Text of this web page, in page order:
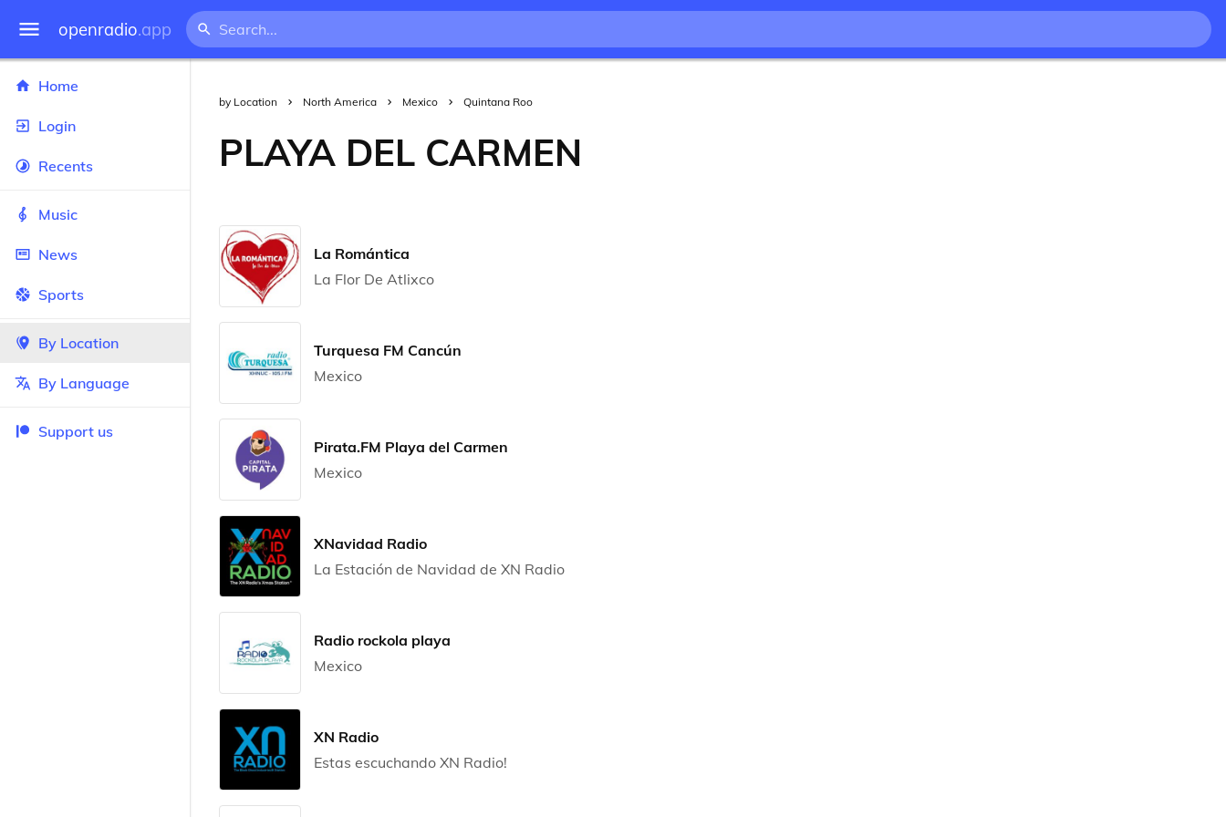
openradio.app
Home
Login
Recents
Music
News
Sports
By Location
By Language
Support us
by Location North America Mexico Quintana Roo
PLAYA DEL CARMEN
La Romántica
La Flor De Atlixco
Turquesa FM Cancún
Mexico
Pirata.FM Playa del Carmen
Mexico
XNavidad Radio
La Estación de Navidad de XN Radio
Radio rockola playa
Mexico
XN Radio
Estas escuchando XN Radio!